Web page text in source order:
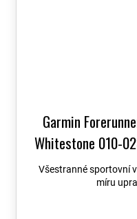
Garmin
Whitestone 010-
Všestranné sportovní
míru